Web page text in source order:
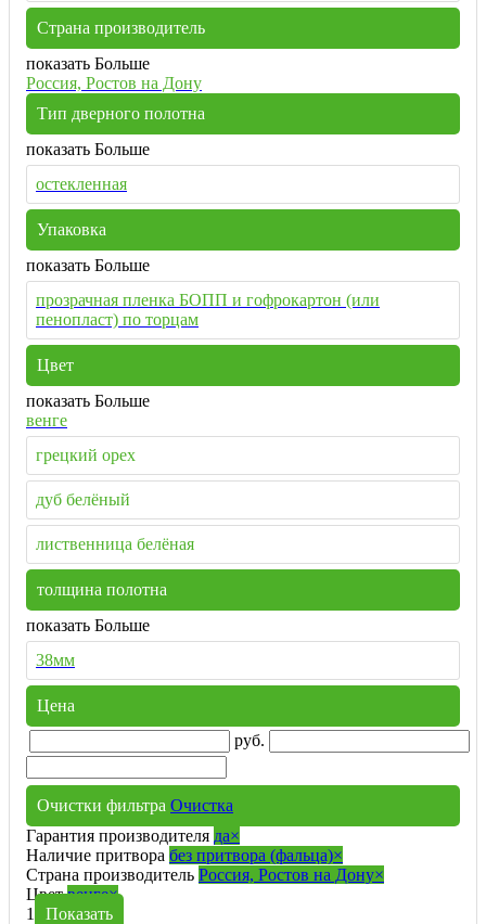
Страна производитель
показать Больше
Россия, Ростов на Дону
Тип дверного полотна
показать Больше
остекленная
Упаковка
показать Больше
прозрачная пленка БОПП и гофрокартон (или
пенопласт) по торцам
Цвет
показать Больше
венге
грецкий орех
дуб белёный
лиственница белёная
толщина полотна
показать Больше
38мм
Цена
руб.
Очистки фильтра Очистка
Гарантия производителя да×
Наличие притвора без притвора (фальца)×
Страна производитель Россия, Ростов на Дону×
Цвет венге×
1
Показать